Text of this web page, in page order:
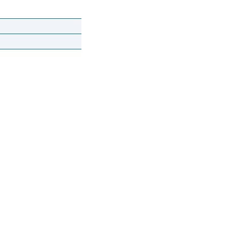
zij nu rond Kiev,
hun
het
juist mensen
voor de
tienduizenden
juist op dat
bereid zijn te
natuurlijk